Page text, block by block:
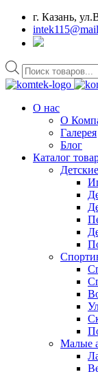
г. Казань,
Поиск
товаров
О нас
О
Галерея
Блог
Каталог
Малые